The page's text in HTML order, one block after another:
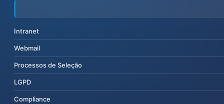
Intranet
Webmail
Processos de Seleção
LGPD
Compliance